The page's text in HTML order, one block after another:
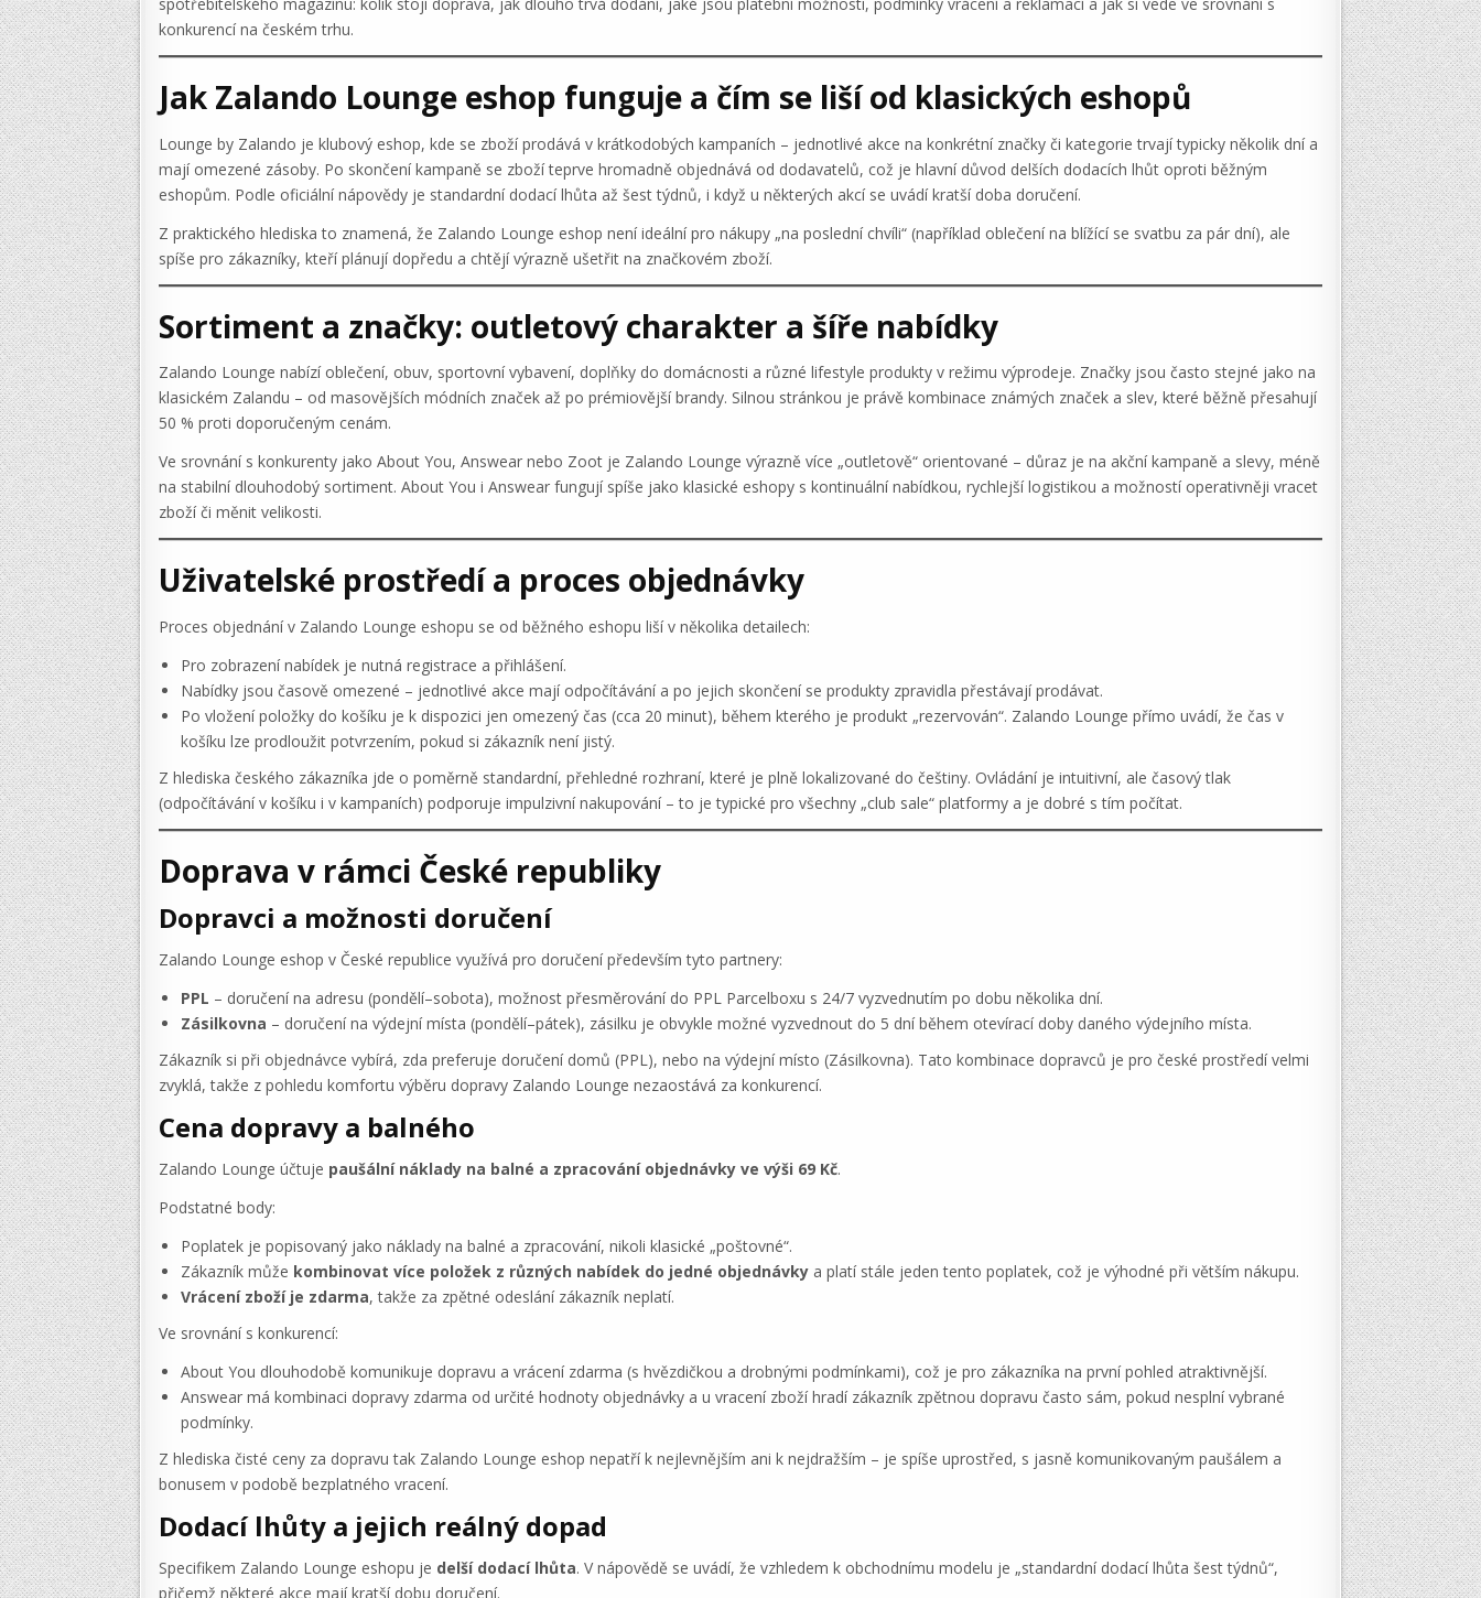
konkurencí na českém trhu.
Jak Zalando Lounge eshop funguje a čím se liší od klasických eshopů
Lounge by Zalando je klubový eshop, kde se zboží prodává v krátkodobých kampaních – jednotlivé akce na konkrétní značky či kategorie trvají typicky několik dní a
mají omezené zásoby. Po skončení kampaně se zboží teprve hromadně objednává od dodavatelů, což je hlavní důvod delších dodacích lhůt oproti běžným
eshopům. Podle oficiální nápovědy je standardní dodací lhůta až šest týdnů, i když u některých akcí se uvádí kratší doba doručení.
Z praktického hlediska to znamená, že Zalando Lounge eshop není ideální pro nákupy „na poslední chvíli“ (například oblečení na blížící se svatbu za pár dní), ale
spíše pro zákazníky, kteří plánují dopředu a chtějí výrazně ušetřit na značkovém zboží.
Sortiment a značky: outletový charakter a šíře nabídky
Zalando Lounge nabízí oblečení, obuv, sportovní vybavení, doplňky do domácnosti a různé lifestyle produkty v režimu výprodeje. Značky jsou často stejné jako na
klasickém Zalandu – od masovějších módních značek až po prémiovější brandy. Silnou stránkou je právě kombinace známých značek a slev, které běžně přesahují
50 % proti doporučeným cenám.
Ve srovnání s konkurenty jako About You, Answear nebo Zoot je Zalando Lounge výrazně více „outletově“ orientované – důraz je na akční kampaně a slevy, méně
na stabilní dlouhodobý sortiment. About You i Answear fungují spíše jako klasické eshopy s kontinuální nabídkou, rychlejší logistikou a možností operativněji vracet
zboží či měnit velikosti.
Uživatelské prostředí a proces objednávky
Proces objednání v Zalando Lounge eshopu se od běžného eshopu liší v několika detailech:
Pro zobrazení nabídek je nutná registrace a přihlášení.
Nabídky jsou časově omezené – jednotlivé akce mají odpočítávání a po jejich skončení se produkty zpravidla přestávají prodávat.
Po vložení položky do košíku je k dispozici jen omezený čas (cca 20 minut), během kterého je produkt „rezervován“. Zalando Lounge přímo uvádí, že čas v
košíku lze prodloužit potvrzením, pokud si zákazník není jistý.
Z hlediska českého zákazníka jde o poměrně standardní, přehledné rozhraní, které je plně lokalizované do češtiny. Ovládání je intuitivní, ale časový tlak
(odpočítávání v košíku i v kampaních) podporuje impulzivní nakupování – to je typické pro všechny „club sale“ platformy a je dobré s tím počítat.
Doprava v rámci České republiky
Dopravci a možnosti doručení
Zalando Lounge eshop v České republice využívá pro doručení především tyto partnery:
PPL – doručení na adresu (pondělí–sobota), možnost přesměrování do PPL Parcelboxu s 24/7 vyzvednutím po dobu několika dní.
Zásilkovna – doručení na výdejní místa (pondělí–pátek), zásilku je obvykle možné vyzvednout do 5 dní během otevírací doby daného výdejního místa.
Zákazník si při objednávce vybírá, zda preferuje doručení domů (PPL), nebo na výdejní místo (Zásilkovna). Tato kombinace dopravců je pro české prostředí velmi
zvyklá, takže z pohledu komfortu výběru dopravy Zalando Lounge nezaostává za konkurencí.
Cena dopravy a balného
Zalando Lounge účtuje paušální náklady na balné a zpracování objednávky ve výši 69 Kč.
Podstatné body:
Poplatek je popisovaný jako náklady na balné a zpracování, nikoli klasické „poštovné“.
Zákazník může kombinovat více položek z různých nabídek do jedné objednávky a platí stále jeden tento poplatek, což je výhodné při větším nákupu.
Vrácení zboží je zdarma, takže za zpětné odeslání zákazník neplatí.
Ve srovnání s konkurencí:
About You dlouhodobě komunikuje dopravu a vrácení zdarma (s hvězdičkou a drobnými podmínkami), což je pro zákazníka na první pohled atraktivnější.
Answear má kombinaci dopravy zdarma od určité hodnoty objednávky a u vracení zboží hradí zákazník zpětnou dopravu často sám, pokud nesplní vybrané
podmínky.
Z hlediska čisté ceny za dopravu tak Zalando Lounge eshop nepatří k nejlevnějším ani k nejdražším – je spíše uprostřed, s jasně komunikovaným paušálem a
bonusem v podobě bezplatného vracení.
Dodací lhůty a jejich reálný dopad
Specifikem Zalando Lounge eshopu je delší dodací lhůta. V nápovědě se uvádí, že vzhledem k obchodnímu modelu je „standardní dodací lhůta šest týdnů“,
přičemž některé akce mají kratší dobu doručení.